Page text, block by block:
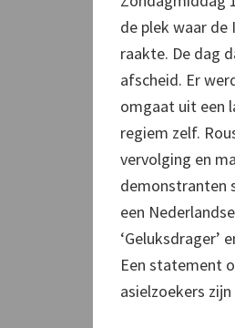
de plek waar
raakte. De dag
afscheid. Er
omgaat uit een
regiem zelf.
vervolging en
demonstranten
een
‘Geluksdrager’
Een statement
asielzoekers